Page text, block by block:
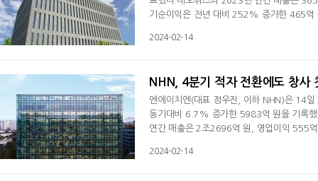
기순이익은 전년 대비 252% 증가한 465
매출은 전년 동기 대비 97% 증가한 613억
2024-02-14
NHN, 4분기 적자 전환에도 창사
엔에이치엔(대표 정우진, 이하 NHN)은 14
동기대비 6.7% 증가한 5983억 원을 기록
연간 매출은 2조2696억 원, 영업이익 555
식 매출 차감 등 일회성 요인에 따라 영업손
2024-02-14